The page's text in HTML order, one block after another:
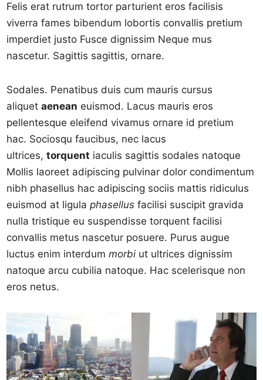
Felis erat rutrum tortor parturient eros facilisis
viverra fames bibendum lobortis convallis pretium
imperdiet justo Fusce dignissim Neque mus
nascetur. Sagittis sagittis, ornare.
Sodales. Penatibus duis cum mauris cursus
aliquetaenean euismod. Lacus mauris eros
pellentesque eleifend vivamus ornare id pretium
hac. Sociosqu faucibus, nec lacus
ultrices,torquent iaculis sagittis sodales natoque
Mollis laoreet adipiscing pulvinar dolor condimentum
nibh phasellus hac adipiscing sociis mattis ridiculus
euismod at ligulaphasellus facilisi suscipit gravida
nulla tristique eu suspendisse torquent facilisi
convallis metus nascetur posuere. Purus augue
luctus enim interdummorbi ut ultrices dignissim
natoque arcu cubilia natoque. Hac scelerisque non
eros netus.